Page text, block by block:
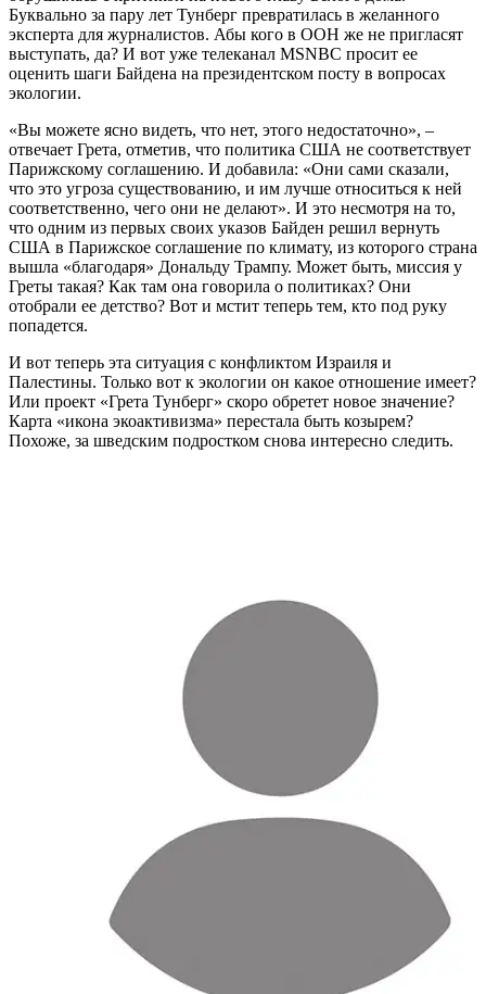
Буквально за пару лет Тунберг превратилась в желанного
эксперта для журналистов. Абы кого в ООН же не пригласят
выступать, да? И вот уже телеканал MSNBC просит ее
оценить шаги Байдена на президентском посту в вопросах
экологии.
«Вы можете ясно видеть, что нет, этого недостаточно», –
отвечает Грета, отметив, что политика США не соответствует
Парижскому соглашению. И добавила: «Они сами сказали,
что это угроза существованию, и им лучше относиться к ней
соответственно, чего они не делают». И это несмотря на то,
что одним из первых своих указов Байден решил вернуть
США в Парижское соглашение по климату, из которого страна
вышла «благодаря» Дональду Трампу. Может быть, миссия у
Греты такая? Как там она говорила о политиках? Они
отобрали ее детство? Вот и мстит теперь тем, кто под руку
попадется.
И вот теперь эта ситуация с конфликтом Израиля и
Палестины. Только вот к экологии он какое отношение имеет?
Или проект «Грета Тунберг» скоро обретет новое значение?
Карта «икона экоактивизма» перестала быть козырем?
Похоже, за шведским подростком снова интересно следить.